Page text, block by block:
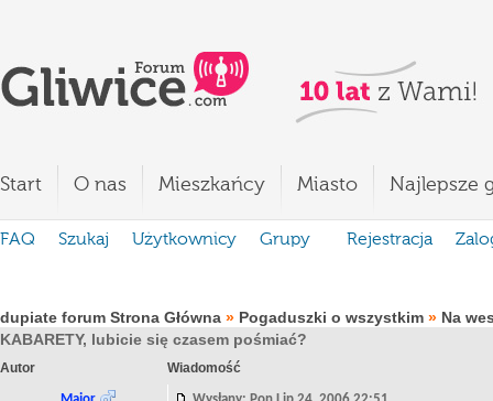
Start O nas Mieszkańcy Miasto Najlepsze
FAQ Szukaj Użytkownicy Grupy Rejestracja
dupiate forum Strona Główna » Pogaduszki o wszystkim » Na
KABARETY, lubicie się czasem pośmiać?
Autor Wiadomość